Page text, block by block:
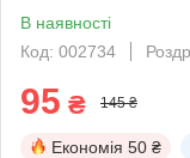
В наявності
Код: 002734
95 ₴ 145 ₴
Економія 50 ₴